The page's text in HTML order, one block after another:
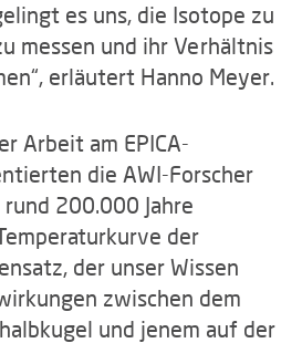
es uns, die Isotope zu
messen und ihr Verhältnis
erläutert Hanno Meyer.
Arbeit am EPICA-
die AWI-Forscher
200.000 Jahre
der
der unser Wissen
zwischen dem
und jenem auf der